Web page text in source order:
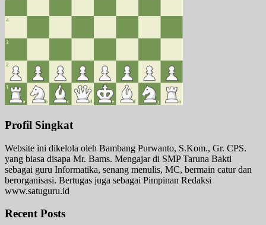
Profil Singkat
Website ini dikelola oleh Bambang Purwanto, S.Kom., Gr. CPS.
yang biasa disapa Mr. Bams. Mengajar di SMP Taruna Bakti
sebagai guru Informatika, senang menulis, MC, bermain catur dan
berorganisasi. Bertugas juga sebagai Pimpinan Redaksi
www.satuguru.id
Recent Posts